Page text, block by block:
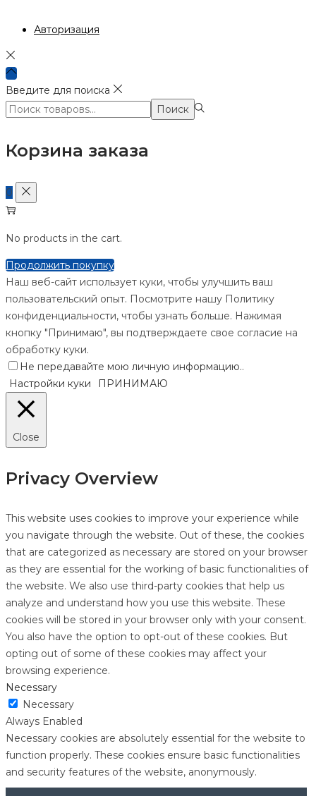
Авторизация
Введите для поиска
Поиск:>
Поиск
Корзина заказа
0
No products in the cart.
Продолжить покупку
Наш веб-сайт использует куки, чтобы улучшить ваш
пользовательский опыт. Посмотрите нашу Политику
конфиденциальности, чтобы узнать больше. Нажимая
кнопку "Принимаю", вы подтверждаете свое согласие на
обработку куки.
Не передавайте мою личную информацию..
Настройки куки
ПРИНИМАЮ
Close
Privacy Overview
This website uses cookies to improve your experience while
you navigate through the website. Out of these, the cookies
that are categorized as necessary are stored on your browser
as they are essential for the working of basic functionalities of
the website. We also use third-party cookies that help us
analyze and understand how you use this website. These
cookies will be stored in your browser only with your consent.
You also have the option to opt-out of these cookies. But
opting out of some of these cookies may affect your
browsing experience.
Necessary
Necessary
Always Enabled
Necessary cookies are absolutely essential for the website to
function properly. These cookies ensure basic functionalities
and security features of the website, anonymously.